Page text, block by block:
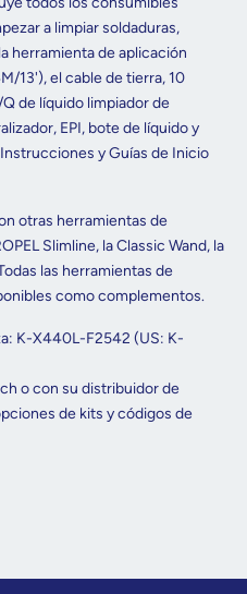
a limpiar soldaduras,
herramienta de aplicación
13'), el cable de tierra, 10
de líquido limpiador de
EPI, bote de líquido y
y Guías de Inicio
otras herramientas de
Slimline, la Classic Wand, la
las herramientas de
como complementos.
K-X440L-F2542 (US: K-
o con su distribuidor de
de kits y códigos de